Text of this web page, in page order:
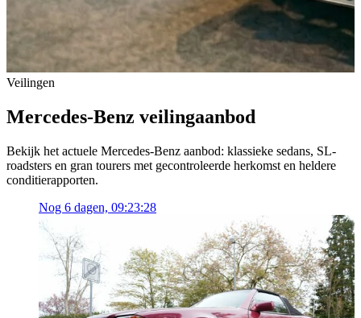
Veilingen
Mercedes-Benz veilingaanbod
Bekijk het actuele Mercedes-Benz aanbod: klassieke sedans, SL-
roadsters en gran tourers met gecontroleerde herkomst en heldere
conditierapporten.
Nog 6 dagen, 09:23:28